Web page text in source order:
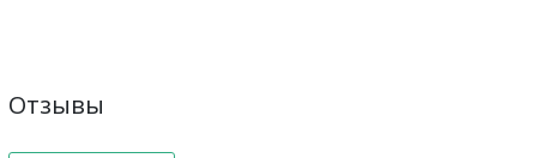
Отзывы